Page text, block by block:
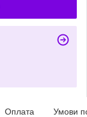
Оплата Умови